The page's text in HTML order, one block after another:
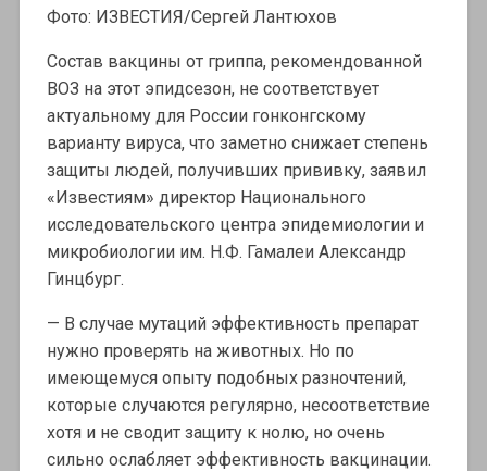
Фото: ИЗВЕСТИЯ/Сергей Лантюхов
Состав вакцины от гриппа, рекомендованной
ВОЗ на этот эпидсезон, не соответствует
актуальному для России гонконгскому
варианту вируса, что заметно снижает степень
защиты людей, получивших прививку, заявил
«Известиям» директор Национального
исследовательского центра эпидемиологии и
микробиологии им. Н.Ф. Гамалеи Александр
Гинцбург.
— В случае мутаций эффективность препарат
нужно проверять на животных. Но по
имеющемуся опыту подобных разночтений,
которые случаются регулярно, несоответствие
хотя и не сводит защиту к нолю, но очень
сильно ослабляет эффективность вакцинации.